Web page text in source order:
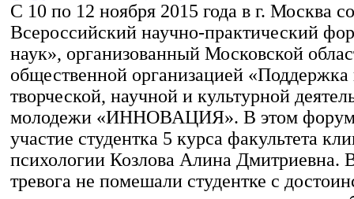
С 10 по 12 ноября 2015 года в г. Москва
Всероссийский научно-практический
наук», организованный Московской
общественной организацией «Поддержка
творческой, научной и культурной
молодежи «ИННОВАЦИЯ». В этом
участие студентка 5 курса факультета
психологии Козлова Алина Дмитриевна.
тревога не помешали студентке с